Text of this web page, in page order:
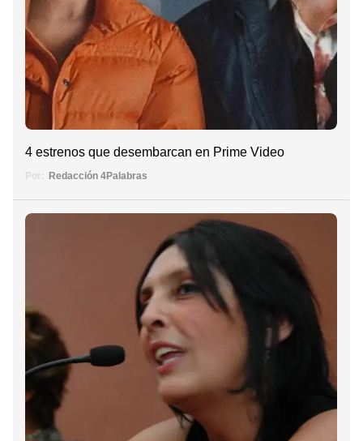
4 estrenos que desembarcan en Prime Video
Por: Redacción 4Palabras